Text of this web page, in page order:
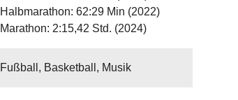
Halbmarathon: 62:29 Min (2022)
Marathon: 2:15,42 Std. (2024)
Fußball, Basketball, Musik